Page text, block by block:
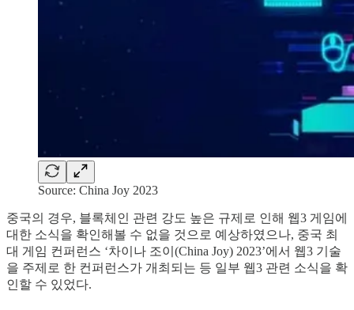
Source: China Joy 2023
중국의 경우, 블록체인 관련 강도 높은 규제로 인해 웹3 게임에
대한 소식을 확인해볼 수 없을 것으로 예상하였으나, 중국 최
대 게임 컨퍼런스 ‘차이나 조이(China Joy) 2023’에서 웹3 기술
을 주제로 한 컨퍼런스가 개최되는 등 일부 웹3 관련 소식을 확
인할 수 있었다.